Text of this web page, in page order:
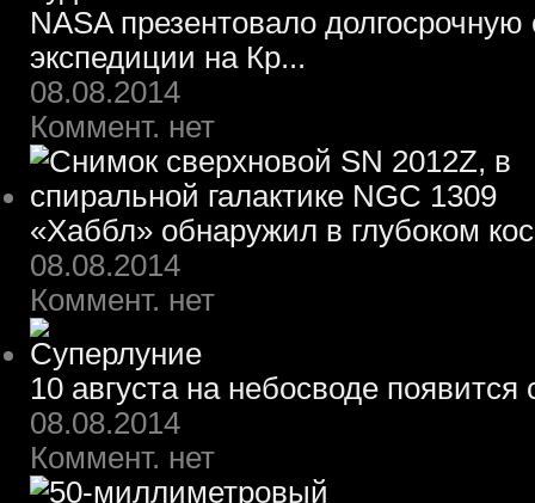
NASA презентовало
экспедиции на Кр...
08.08.2014
Коммент. нет
«Хаббл» обнаружил в глубоком
08.08.2014
Коммент. нет
10 августа на небосводе
08.08.2014
Коммент. нет